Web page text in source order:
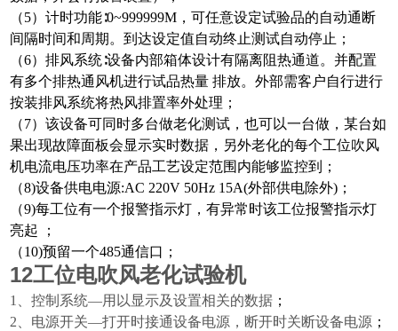
（5）计时功能∶0~999999M ，可任意设定试验品的自动通断
间隔时间和周期。到达设定值自动终止测试自动停止；
（6）排风系统∶设备内部箱体设计有隔离阻热通道。并配置
有多个排热通风机进行试品热量 排放。外部需客户自行进行
按装排风系统将热风排置率外处理；
（7）该设备可同时多台做老化测试，也可以一台做，某台如
果出现故障面板会显示实时数据，另外老化的每个工位吹风
机电流电压功率在产品工艺设定范围内能够监控到；
（8)设备供电电源:AC 220V 50Hz 15A(外部供电除外) ；
（9)每工位有一个报警指示灯，有异常时该工位报警指示灯
亮起 ；
（10)预留一个485通信口；
12工位电吹风老化试验机
1、控制系统—用以显示及设置相关的数据 ；
2、 电源开关—打开时接通设备电源，断开时关断设备电源 ；